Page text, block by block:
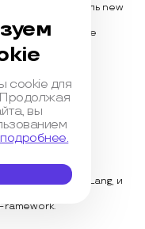
Освободитель new
open source
phplrt, PHP TypeLang, и
cookie для
вы